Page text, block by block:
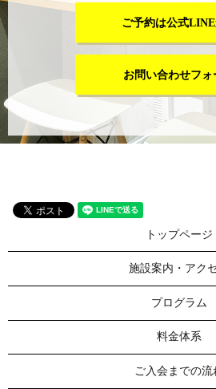
ご予約は公式
お問い合わせフォ
トップページ
施設案内・アク
プログラム
料金体系
ご入会までの流